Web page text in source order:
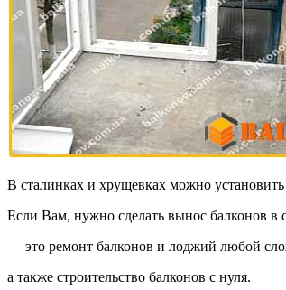
В сталинках и хрущевках можно
Если Вам, нужно сделать вынос балконов в
— это ремонт балконов и лоджий любой
а также строительство балконов с нуля.